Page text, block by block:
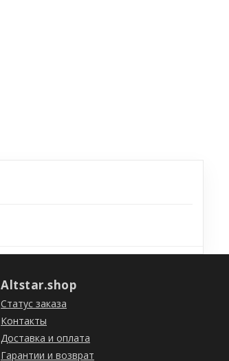
Altstar.shop
Статус заказа
Контакты
Доставка и оплата
Гарантии и возврат